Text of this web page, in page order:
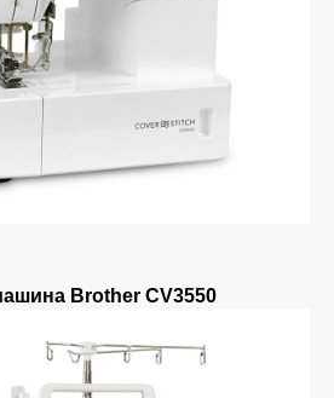
Brother CV3550